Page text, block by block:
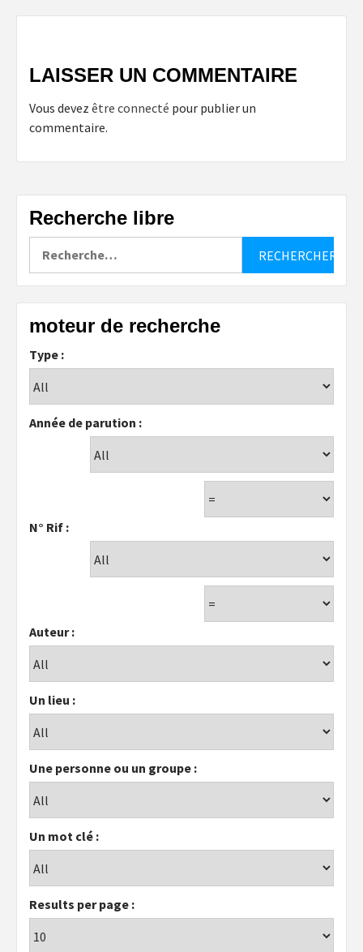
LAISSER UN COMMENTAIRE
Vous devez être connecté pour publier un
commentaire.
Recherche libre
moteur de recherche
Type :
Année de parution :
N° Rif :
Auteur :
Un lieu :
Une personne ou un groupe :
Un mot clé :
Results per page :